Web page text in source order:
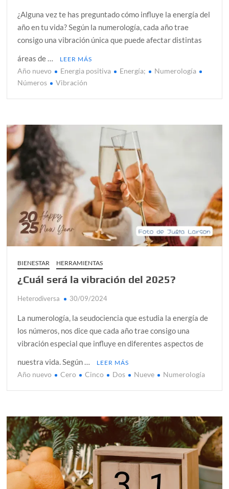
¿Alguna vez te has preguntado cómo influye la energía del
año en tu vida? Según la numerología, cada año trae
consigo una vibración única que puede afectar distintas
áreas de …
LEER MÁS
Año nuevo Energia positiva Energía;
Numerología
Números
Vibración
BIENESTAR HERRAMIENTAS
¿Cuál será la vibración del 2025?
Heterodiversa 30/09/2024
La numerología, la seudociencia que estudia la energía de
los números, nos dice que cada año trae consigo una
vibración especial que influye en diferentes aspectos de
nuestra vida. Según …
LEER MÁS
Año nuevo Cero Cinco Dos Nueve Numerología